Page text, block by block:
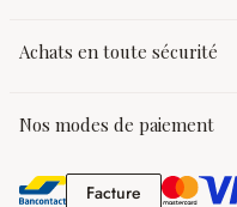
Achats en toute sécurité
Nos modes de paiement
FactureFacture